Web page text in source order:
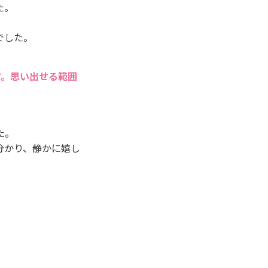
た。
思い出せる範囲
り、静かに嬉し